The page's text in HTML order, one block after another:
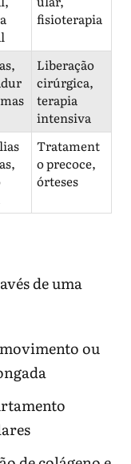
fisioterapia
Liberação
cirúrgica,
terapia
intensiva
Tratament
o precoce,
órteses
de uma
ou